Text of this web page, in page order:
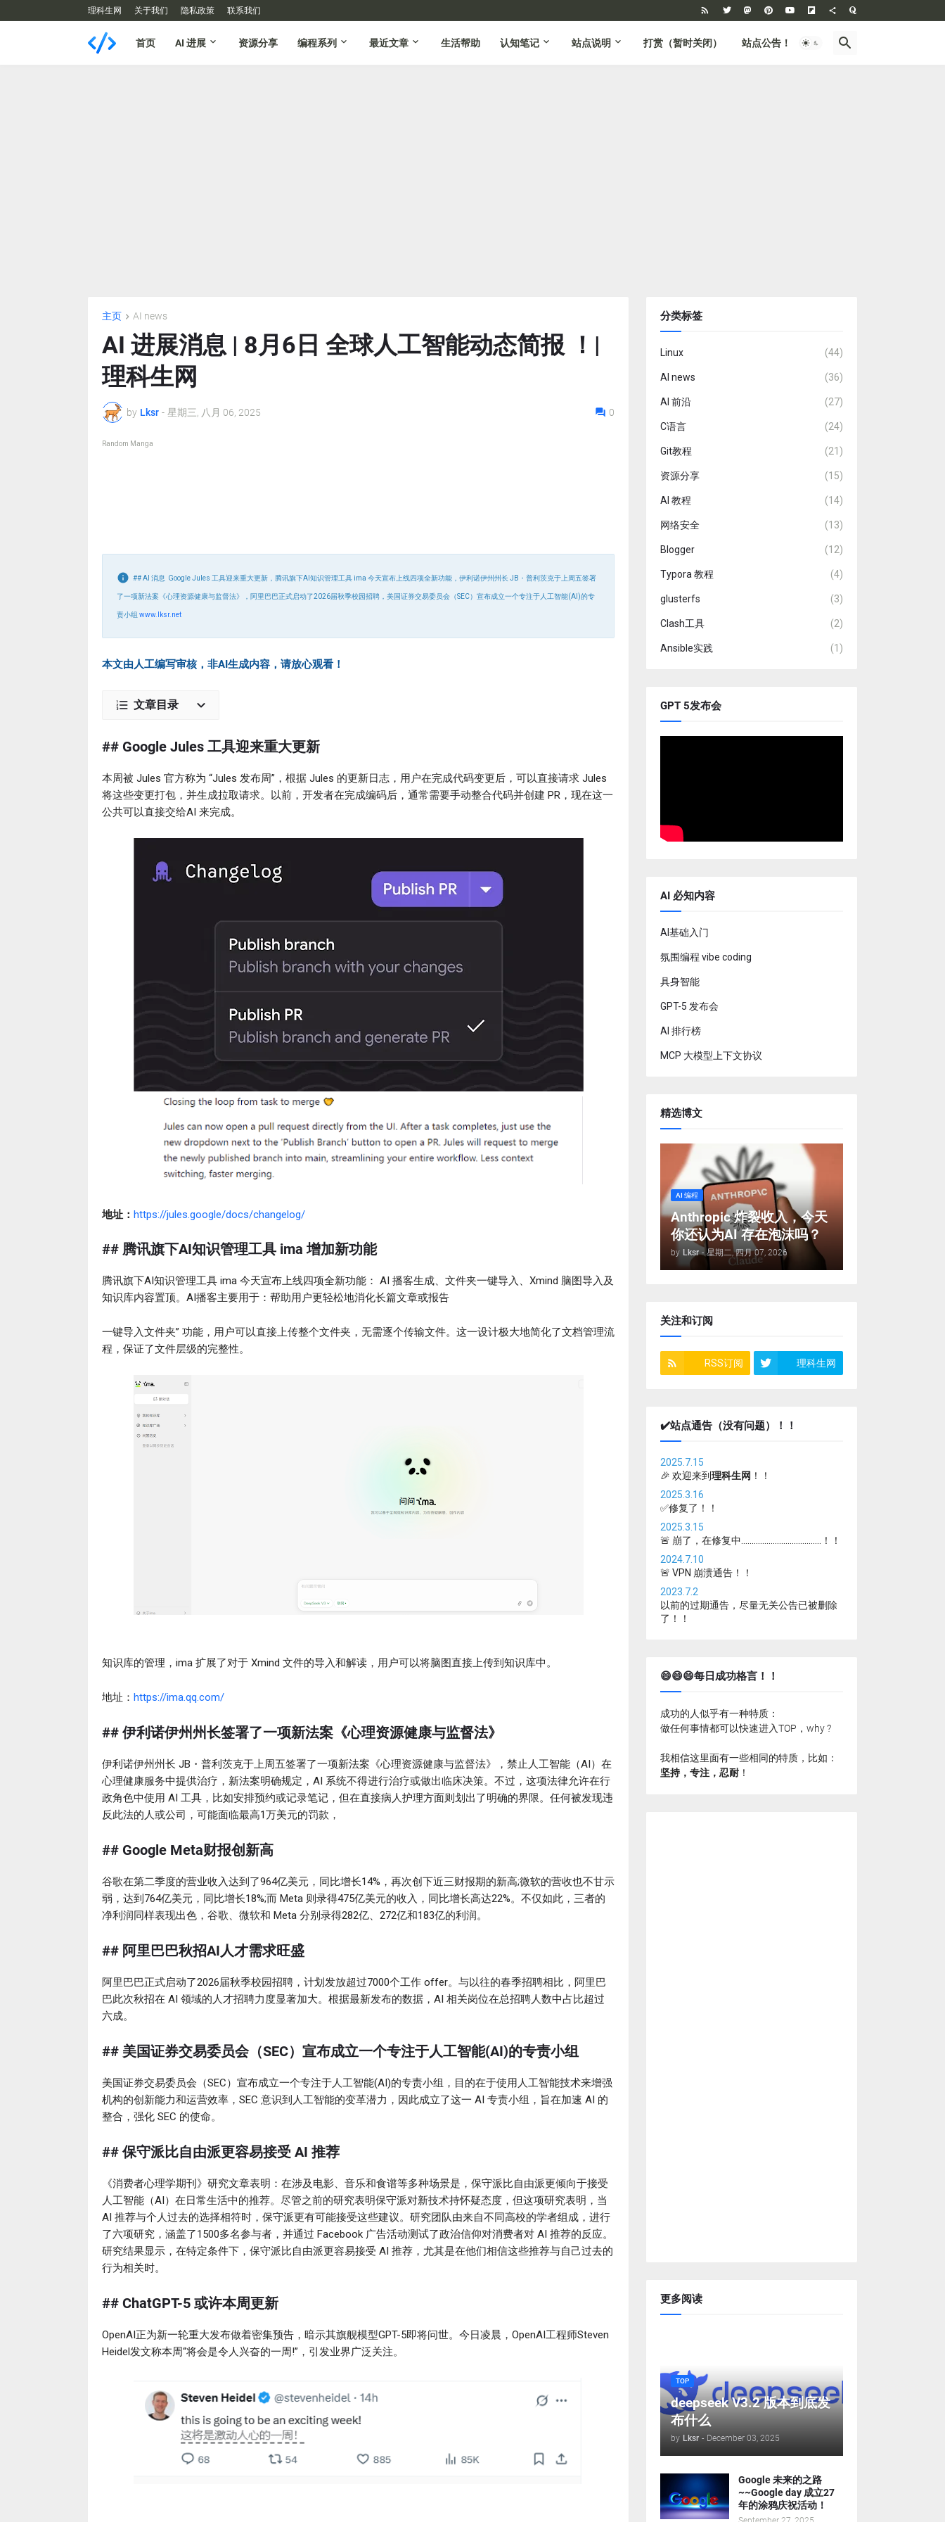
理科生网 关于我们 隐私政策 联系我们
首页 AI 进展 资源分享 编程系列 最近文章 生活帮助 认知笔记 站点说明 打赏（暂时关闭） 站点公告！ BBS
主页 AI news
AI 进展消息 | 8月6日 全球人工智能动态简报 ！|
理科生网
by Lksr - 星期三, 八月 06, 2025 0
Random Manga
## AI 消息 Google Jules 工具迎来重大更新，腾讯旗下AI知识管理工具 ima 今天宣布上线四项全新功能，伊利诺伊州州长 JB・普利茨克于上周五签署
了一项新法案《心理资源健康与监督法》，阿里巴巴正式启动了2026届秋季校园招聘，美国证券交易委员会（SEC）宣布成立一个专注于人工智能(AI)的专
责小组 www.lksr.net
本文由人工编写审核，非AI生成内容，请放心观看！
文章目录
## Google Jules 工具迎来重大更新
本周被 Jules 官方称为 “Jules 发布周”，根据 Jules 的更新日志，用户在完成代码变更后，可以直接请求 Jules
将这些变更打包，并生成拉取请求。以前，开发者在完成编码后，通常需要手动整合代码并创建 PR，现在这一
公共可以直接交给AI 来完成。
地址： https://jules.google/docs/changelog/
## 腾讯旗下AI知识管理工具 ima 增加新功能
腾讯旗下AI知识管理工具 ima 今天宣布上线四项全新功能： AI 播客生成、文件夹一键导入、Xmind 脑图导入及
知识库内容置顶。AI播客主要用于：帮助用户更轻松地消化长篇文章或报告
一键导入文件夹” 功能，用户可以直接上传整个文件夹，无需逐个传输文件。这一设计极大地简化了文档管理流
程，保证了文件层级的完整性。
知识库的管理，ima 扩展了对于 Xmind 文件的导入和解读，用户可以将脑图直接上传到知识库中。
地址： https://ima.qq.com/
## 伊利诺伊州州长签署了一项新法案《心理资源健康与监督法》
伊利诺伊州州长 JB・普利茨克于上周五签署了一项新法案《心理资源健康与监督法》，禁止人工智能（AI）在
心理健康服务中提供治疗，新法案明确规定，AI 系统不得进行治疗或做出临床决策。不过，这项法律允许在行
政角色中使用 AI 工具，比如安排预约或记录笔记，但在直接病人护理方面则划出了明确的界限。任何被发现违
反此法的人或公司，可能面临最高1万美元的罚款，
## Google Meta财报创新高
谷歌在第二季度的营业收入达到了964亿美元，同比增长14%，再次创下近三财报期的新高;微软的营收也不甘示
弱，达到764亿美元，同比增长18%;而 Meta 则录得475亿美元的收入，同比增长高达22%。不仅如此，三者的
净利润同样表现出色，谷歌、微软和 Meta 分别录得282亿、272亿和183亿的利润。
## 阿里巴巴秋招AI人才需求旺盛
阿里巴巴正式启动了2026届秋季校园招聘，计划发放超过7000个工作 offer。与以往的春季招聘相比，阿里巴
巴此次秋招在 AI 领域的人才招聘力度显著加大。根据最新发布的数据，AI 相关岗位在总招聘人数中占比超过
六成。
## 美国证券交易委员会（SEC）宣布成立一个专注于人工智能(AI)的专责小组
美国证券交易委员会（SEC）宣布成立一个专注于人工智能(AI)的专责小组，目的在于使用人工智能技术来增强
机构的创新能力和运营效率，SEC 意识到人工智能的变革潜力，因此成立了这一 AI 专责小组，旨在加速 AI 的
整合，强化 SEC 的使命。
## 保守派比自由派更容易接受 AI 推荐
《消费者心理学期刊》研究文章表明：在涉及电影、音乐和食谱等多种场景是，保守派比自由派更倾向于接受
人工智能（AI）在日常生活中的推荐。尽管之前的研究表明保守派对新技术持怀疑态度，但这项研究表明，当
AI 推荐与个人过去的选择相符时，保守派更有可能接受这些建议。研究团队由来自不同高校的学者组成，进行
了六项研究，涵盖了1500多名参与者，并通过 Facebook 广告活动测试了政治信仰对消费者对 AI 推荐的反应。
研究结果显示，在特定条件下，保守派比自由派更容易接受 AI 推荐，尤其是在他们相信这些推荐与自己过去的
行为相关时。
## ChatGPT-5 或许本周更新
OpenAI正为新一轮重大发布做着密集预告，暗示其旗舰模型GPT-5即将问世。今日凌晨，OpenAI工程师Steven
Heidel发文称本周“将会是令人兴奋的一周!”，引发业界广泛关注。
分类标签
Linux (44)
AI news (36)
AI 前沿 (27)
C语言 (24)
Git教程 (21)
资源分享 (15)
AI 教程 (14)
网络安全 (13)
Blogger (12)
Typora 教程 (4)
glusterfs (3)
Clash工具 (2)
Ansible实践 (1)
GPT 5发布会
AI 必知内容
AI基础入门
氛围编程 vibe coding
具身智能
GPT-5 发布会
AI 排行榜
MCP 大模型上下文协议
精选博文
AI 编程
Anthropic 炸裂收入，今天
你还认为AI 存在泡沫吗？
by Lksr - 星期二, 四月 07, 2026
关注和订阅
RSS订阅 理科生网
✔️站点通告（没有问题）！！
2025.7.15
🎉 欢迎来到理科生网 ！！
2025.3.16
✅修复了！！
2025.3.15
🚨 崩了，在修复中......................................！！
2024.7.10
🚨 VPN 崩溃通告！！
2023.7.2
以前的过期通告，尽量无关公告已被删除
了！！
😄😄😄每日成功格言！！
成功的人似乎有一种特质：
做任何事情都可以快速进入TOP，why ?
我相信这里面有一些相同的特质，比如：
坚持，专注，忍耐 ！
更多阅读
TOP
deepseek V3.2 版本到底发
布什么
by Lksr - December 03, 2025
Google 未来的之路
~~Google day 成立27
年的涂鸦庆祝活动！